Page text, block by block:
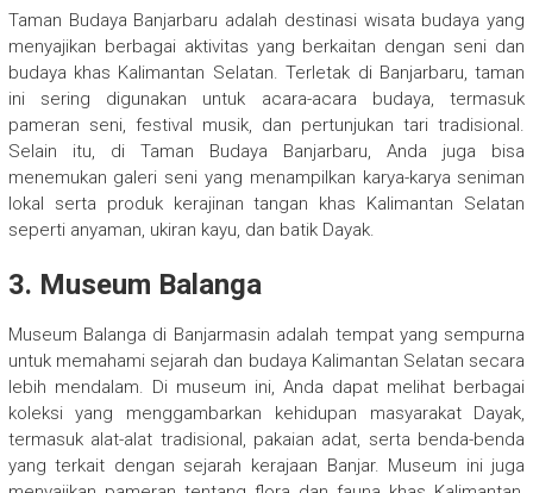
Taman Budaya Banjarbaru adalah destinasi wisata budaya yang
menyajikan berbagai aktivitas yang berkaitan dengan seni dan
budaya khas Kalimantan Selatan. Terletak di Banjarbaru, taman
ini sering digunakan untuk acara-acara budaya, termasuk
pameran seni, festival musik, dan pertunjukan tari tradisional.
Selain itu, di Taman Budaya Banjarbaru, Anda juga bisa
menemukan galeri seni yang menampilkan karya-karya seniman
lokal serta produk kerajinan tangan khas Kalimantan Selatan
seperti anyaman, ukiran kayu, dan batik Dayak.
3. Museum Balanga
Museum Balanga di Banjarmasin adalah tempat yang sempurna
untuk memahami sejarah dan budaya Kalimantan Selatan secara
lebih mendalam. Di museum ini, Anda dapat melihat berbagai
koleksi yang menggambarkan kehidupan masyarakat Dayak,
termasuk alat-alat tradisional, pakaian adat, serta benda-benda
yang terkait dengan sejarah kerajaan Banjar. Museum ini juga